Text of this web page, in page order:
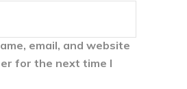
email, and website
for the next time I